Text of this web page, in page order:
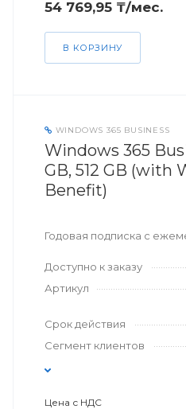
54 769,95 ₸/мес.
В КОРЗИНУ
WINDOWS 365 BUSINESS
Windows 365
GB, 512 GB (with
Benefit)
Годовая подписка с
Доступно к заказу
Артикул
Срок действия
Сегмент клиентов
Цена с НДС